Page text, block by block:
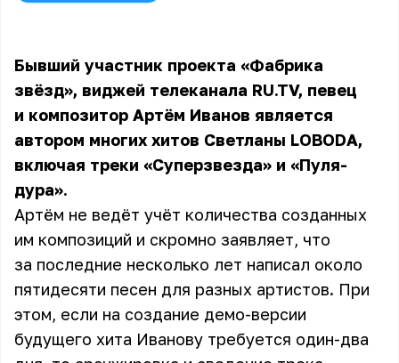
Бывший участник проекта «Фабрика
звёзд», виджей телеканала RU.TV, певец
и композитор Артём Иванов является
автором многих хитов Светланы LOBODA,
включая треки «Суперзвезда» и «Пуля-
дура».
Артём не ведёт учёт количества созданных
им композиций и скромно заявляет, что
за последние несколько лет написал около
пятидесяти песен для разных артистов. При
этом, если на создание демо-версии
будущего хита Иванову требуется один-два